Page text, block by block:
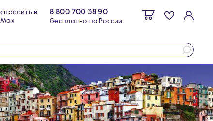
спросить в
Max
8 800 700 38 90
бесплатно по России